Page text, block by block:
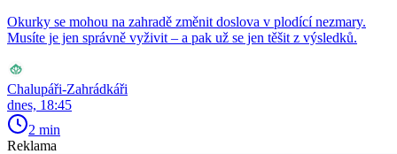
Okurky se mohou na zahradě změnit doslova v plodící nezmary.
Musíte je jen správně vyživit – a pak už se jen těšit z výsledků.
Chalupáři-Zahrádkáři
dnes, 18:45
2 min
Reklama